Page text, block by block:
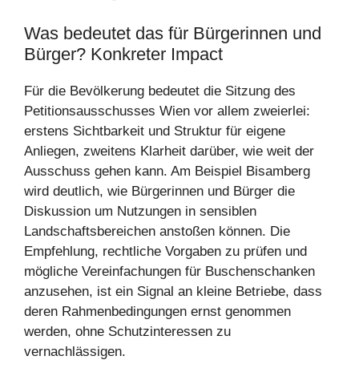
Was bedeutet das für Bürgerinnen und
Bürger? Konkreter Impact
Für die Bevölkerung bedeutet die Sitzung des
Petitionsausschusses Wien vor allem zweierlei:
erstens Sichtbarkeit und Struktur für eigene
Anliegen, zweitens Klarheit darüber, wie weit der
Ausschuss gehen kann. Am Beispiel Bisamberg
wird deutlich, wie Bürgerinnen und Bürger die
Diskussion um Nutzungen in sensiblen
Landschaftsbereichen anstoßen können. Die
Empfehlung, rechtliche Vorgaben zu prüfen und
mögliche Vereinfachungen für Buschenschanken
anzusehen, ist ein Signal an kleine Betriebe, dass
deren Rahmenbedingungen ernst genommen
werden, ohne Schutzinteressen zu
vernachlässigen.